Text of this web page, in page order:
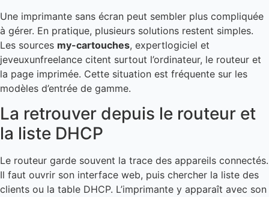
Une imprimante sans écran peut sembler plus compliquée
à gérer. En pratique, plusieurs solutions restent simples.
Les sources my-cartouches, expertlogiciel et
jeveuxunfreelance citent surtout l’ordinateur, le routeur et
la page imprimée. Cette situation est fréquente sur les
modèles d’entrée de gamme.
La retrouver depuis le routeur et
la liste DHCP
Le routeur garde souvent la trace des appareils connectés.
Il faut ouvrir son interface web, puis chercher la liste des
clients ou la table DHCP. L’imprimante y apparaît avec son